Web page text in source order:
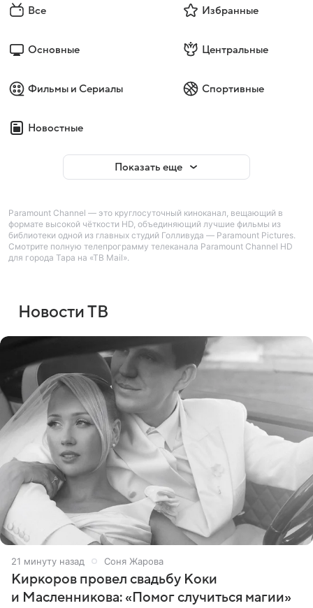
Все Избранные
Основные Центральные
Фильмы и Сериалы Спортивные
Новостные
Показать еще
Paramount Channel — это круглосуточный киноканал, вещающий в
формате высокой чёткости HD, объединяющий лучшие фильмы из
библиотеки одной из главных студий Голливуда — Paramount Pictures.
Смотрите полную телепрограмму телеканала Paramount Channel HD
для города Тара на «ТВ Mail».
Новости ТВ
21 минуту назад Соня Жарова
Киркоров провел свадьбу Коки
и Масленникова: «Помог случиться магии»